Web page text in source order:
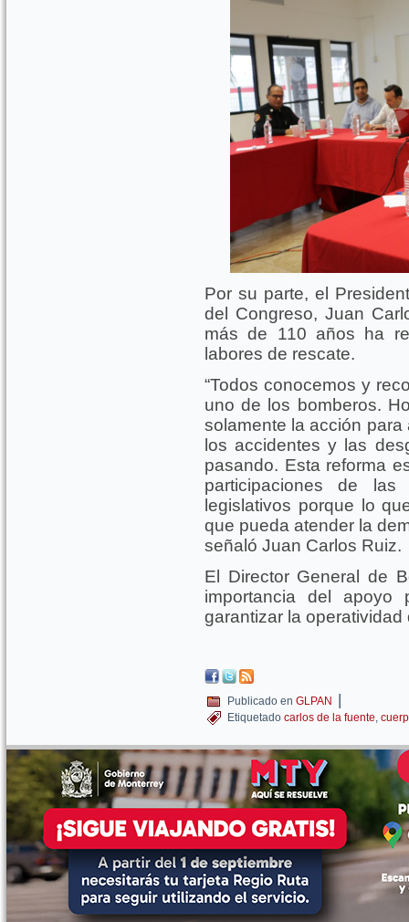
Por su parte, el
del Congreso, Juan
más de 110 años ha
labores de rescate.
“Todos conocemos y
uno de los bomberos.
solamente la acción
los accidentes y las
pasando. Esta reforma
participaciones de
legislativos porque lo
que pueda atender la
señaló Juan Carlos Ruiz.
El Director General de
importancia del apoyo
garantizar la
Publicado en GLPAN |
Etiquetado carlos de la fuente,